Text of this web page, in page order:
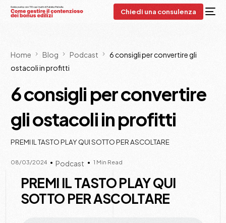
Chiedi una consulenza
Home Blog Podcast
6 consigli per convertire gli
ostacoli in profitti
6 consigli per convertire
gli ostacoli in profitti
PREMI IL TASTO PLAY QUI SOTTO PER ASCOLTARE
08/03/2024 Podcast 1 Min Read
PREMI IL TASTO PLAY QUI
SOTTO PER ASCOLTARE